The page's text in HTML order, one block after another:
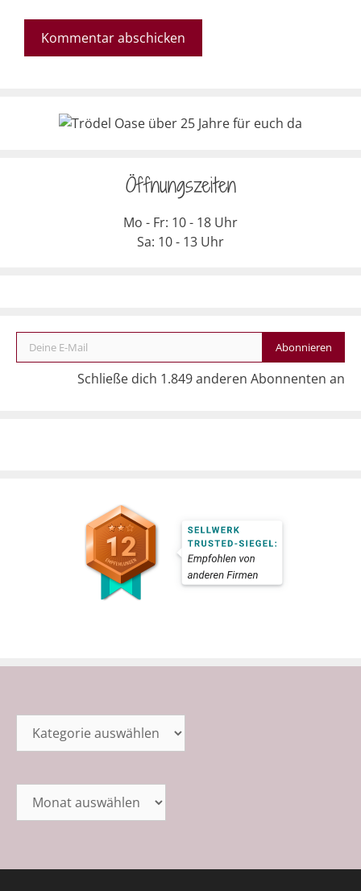
Öffnungszeiten
Mo - Fr: 10 - 18 Uhr
Sa: 10 - 13 Uhr
Deine E-Mail
Abonnieren
Schließe dich 1.849 anderen Abonnenten an
Kategorien